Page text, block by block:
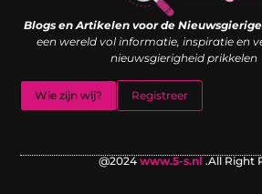
Blogs en Artikelen voor de Nieuwsgierige
een wereld vol informatie, inspiratie en
nieuwsgierigheid prikkelen
Wie zijn wij? Registreer
@2024 www.5-s.nl .All Right